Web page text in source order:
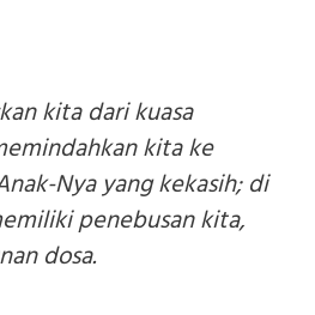
kita dari kuasa
kita ke
Nya yang kekasih; di
penebusan kita,
dosa.